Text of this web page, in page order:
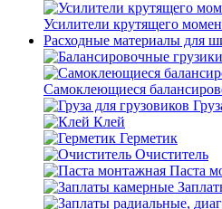
Усилители крутящего
Расходные материалы для
Самоклеющиеся
Клей
Герметик
Очиститель
Паста